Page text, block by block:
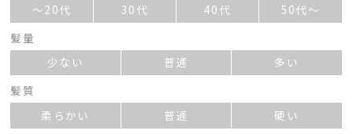
～20代
30代 40代
50代～
髪量
少ない
普通
多い
髪質
柔らかい
普通
硬い